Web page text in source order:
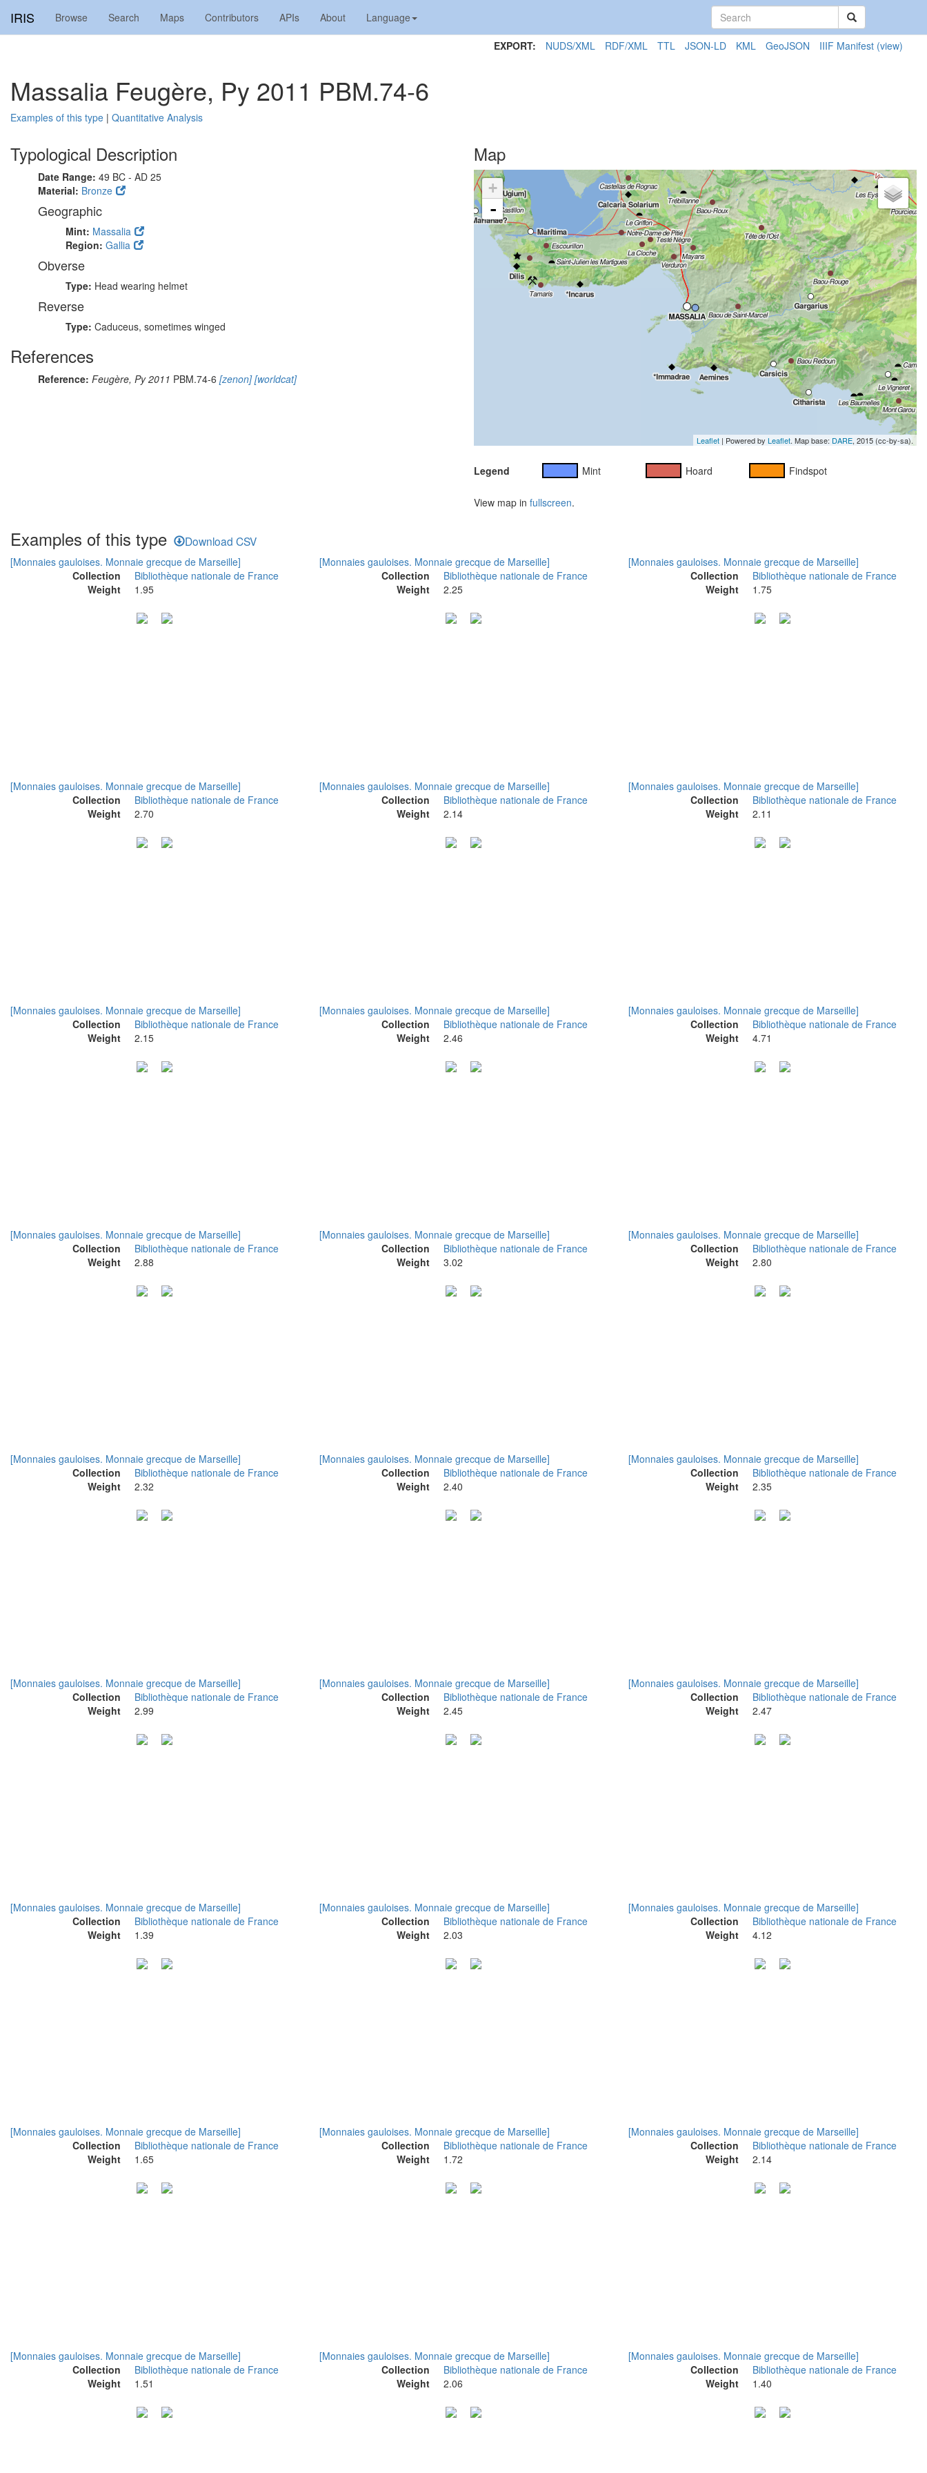
IRIS Browse Search Maps Contributors APIs About Language
EXPORT: NUDS/XML RDF/XML TTL JSON-LD KML GeoJSON IIIF Manifest (view)
Massalia Feugère, Py 2011 PBM.74-6
Examples of this type | Quantitative Analysis
Typological Description
Date Range: 49 BC - AD 25
Material: Bronze
Geographic
Mint: Massalia
Region: Gallia
Obverse
Type: Head wearing helmet
Reverse
Type: Caduceus, sometimes winged
References
Reference: Feugère, Py 2011 PBM.74-6 [zenon][worldcat]
Map
+
-
Leaflet | Powered by Leaflet. Map base: DARE, 2015 (cc-by-sa).
Legend Mint Hoard Findspot
View map in fullscreen.
Examples of this type Download CSV
[Monnaies gauloises. Monnaie grecque de Marseille]
Collection
Bibliothèque nationale de France
Weight
1.95
[Monnaies gauloises. Monnaie grecque de Marseille]
Collection
Bibliothèque nationale de France
Weight
2.25
[Monnaies gauloises. Monnaie grecque de Marseille]
Collection
Bibliothèque nationale de France
Weight
1.75
[Monnaies gauloises. Monnaie grecque de Marseille]
Collection
Bibliothèque nationale de France
Weight
2.70
[Monnaies gauloises. Monnaie grecque de Marseille]
Collection
Bibliothèque nationale de France
Weight
2.14
[Monnaies gauloises. Monnaie grecque de Marseille]
Collection
Bibliothèque nationale de France
Weight
2.11
[Monnaies gauloises. Monnaie grecque de Marseille]
Collection
Bibliothèque nationale de France
Weight
2.15
[Monnaies gauloises. Monnaie grecque de Marseille]
Collection
Bibliothèque nationale de France
Weight
2.46
[Monnaies gauloises. Monnaie grecque de Marseille]
Collection
Bibliothèque nationale de France
Weight
4.71
[Monnaies gauloises. Monnaie grecque de Marseille]
Collection
Bibliothèque nationale de France
Weight
2.88
[Monnaies gauloises. Monnaie grecque de Marseille]
Collection
Bibliothèque nationale de France
Weight
3.02
[Monnaies gauloises. Monnaie grecque de Marseille]
Collection
Bibliothèque nationale de France
Weight
2.80
[Monnaies gauloises. Monnaie grecque de Marseille]
Collection
Bibliothèque nationale de France
Weight
2.32
[Monnaies gauloises. Monnaie grecque de Marseille]
Collection
Bibliothèque nationale de France
Weight
2.40
[Monnaies gauloises. Monnaie grecque de Marseille]
Collection
Bibliothèque nationale de France
Weight
2.35
[Monnaies gauloises. Monnaie grecque de Marseille]
Collection
Bibliothèque nationale de France
Weight
2.99
[Monnaies gauloises. Monnaie grecque de Marseille]
Collection
Bibliothèque nationale de France
Weight
2.45
[Monnaies gauloises. Monnaie grecque de Marseille]
Collection
Bibliothèque nationale de France
Weight
2.47
[Monnaies gauloises. Monnaie grecque de Marseille]
Collection
Bibliothèque nationale de France
Weight
1.39
[Monnaies gauloises. Monnaie grecque de Marseille]
Collection
Bibliothèque nationale de France
Weight
2.03
[Monnaies gauloises. Monnaie grecque de Marseille]
Collection
Bibliothèque nationale de France
Weight
4.12
[Monnaies gauloises. Monnaie grecque de Marseille]
Collection
Bibliothèque nationale de France
Weight
1.65
[Monnaies gauloises. Monnaie grecque de Marseille]
Collection
Bibliothèque nationale de France
Weight
1.72
[Monnaies gauloises. Monnaie grecque de Marseille]
Collection
Bibliothèque nationale de France
Weight
2.14
[Monnaies gauloises. Monnaie grecque de Marseille]
Collection
Bibliothèque nationale de France
Weight
1.51
[Monnaies gauloises. Monnaie grecque de Marseille]
Collection
Bibliothèque nationale de France
Weight
2.06
[Monnaies gauloises. Monnaie grecque de Marseille]
Collection
Bibliothèque nationale de France
Weight
1.40